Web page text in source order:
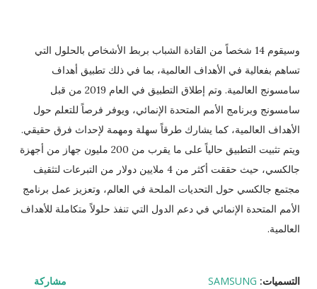
وسيقوم 14 شخصاً من القادة الشباب بربط الأشخاص بالحلول التي
تساهم بفعالية في الأهداف العالمية، بما في ذلك تطبيق أهداف
سامسونج العالمية. وتم إطلاق التطبيق في العام 2019 من قبل
سامسونج وبرنامج الأمم المتحدة الإنمائي، ويوفر فرصاً للتعلم حول
الأهداف العالمية، كما يشارك طرقاً سهلة ومهمة لإحداث فرق حقيقي.
ويتم تثبيت التطبيق حالياً على ما يقرب من 200 مليون جهاز من أجهزة
جالكسي، حيث حققت أكثر من 4 ملايين دولار من التبرعات لتثقيف
مجتمع جالكسي حول التحديات الملحة في العالم، وتعزيز عمل برنامج
الأمم المتحدة الإنمائي في دعم الدول التي تنفذ حلولاً متكاملة للأهداف
العالمية.
التسميات: SAMSUNG مشاركة